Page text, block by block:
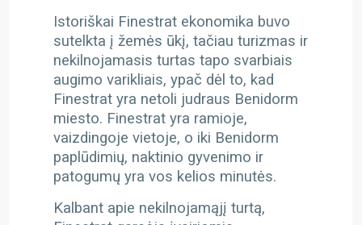
Istoriškai Finestrat ekonomika buvo
sutelkta į žemės ūkį, tačiau turizmas ir
nekilnojamasis turtas tapo svarbiais
augimo varikliais, ypač dėl to, kad
Finestrat yra netoli judraus Benidorm
miesto. Finestrat yra ramioje,
vaizdingoje vietoje, o iki Benidorm
paplūdimių, naktinio gyvenimo ir
patogumų yra vos kelios minutės.
Kalbant apie nekilnojamąjį turtą,